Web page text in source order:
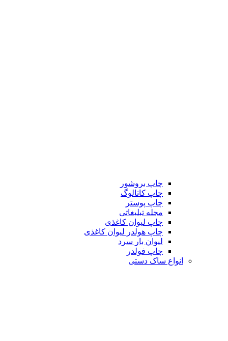
چاپ بروشور
چاپ کاتالوگ
چاپ پوستر
مجله تبلیغاتی
چاپ لیوان کاغذی
چاپ هولدر لیوان کاغذی
لیوان بار سرد
چاپ فولدر
انواع ساک دستی